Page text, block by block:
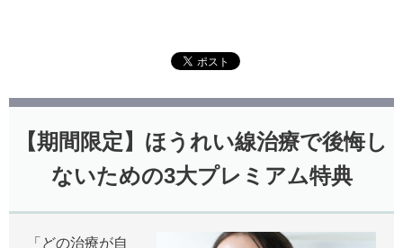
【期間限定】ほうれい線治療で後悔し
ないための3大プレミアム特典
「どの治療が自